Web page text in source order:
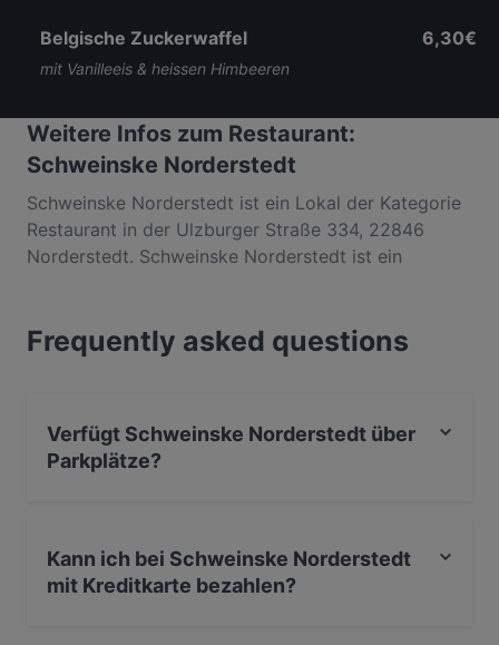
Belgische Zuckerwaffel
mit Vanilleeis & heissen Himbeeren
6,30€
Weitere Infos zum Restaurant:
Schweinske Norderstedt
Schweinske Norderstedt ist ein Lokal der Kategorie
Restaurant in der Ulzburger Straße 334, 22846
Norderstedt. Schweinske Norderstedt ist ein
einem kompletten Feinschmeckererlebnis bist,
entdecke die Gerichte im Schweinske Norderstedt
Frequently asked questions
Verfügt Schweinske Norderstedt über
Parkplätze?
Kann ich bei Schweinske Norderstedt
mit Kreditkarte bezahlen?